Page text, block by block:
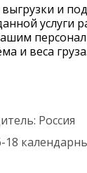
выгрузки и
услуги
и веса груза.
Россия
18